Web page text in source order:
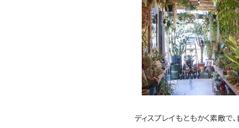
ディスプレイもともかく素敵